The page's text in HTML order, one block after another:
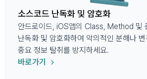
소스코드 난독화 및 암호화
안드로이드, iOS앱의 Class, Method 및
난독화 및 암호화하여 악의적인 분해나
중요 정보 탈취를 방지하세요.
바로가기